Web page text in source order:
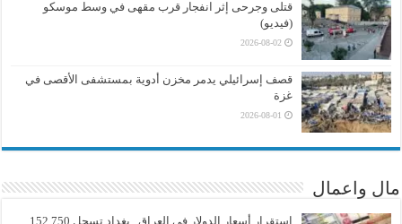
قتلى وجرحى إثر انفجار قرب مقهى في وسط موسكو
(فيديو)
2026-08-02
قصف إسرائيلي يدمر مخزن أدوية بمستشفى الأقصى في
غزة
2026-08-01
مال واعمال
استقرار أسعار الدولار في العراق.. بغداد تسجل 152,750